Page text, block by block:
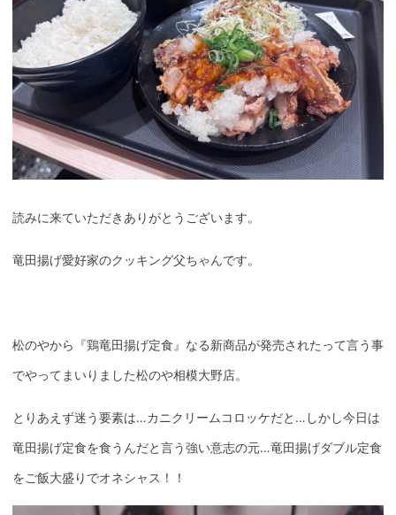
読みに来ていただきありがとうございます。
竜田揚げ愛好家のクッキング父ちゃんです。
松のやから『鶏竜田揚げ定食』なる新商品が発売されたって言う事
でやってまいりました松のや相模大野店。
とりあえず迷う要素は…カニクリームコロッケだと…しかし今日は
竜田揚げ定食を食うんだと言う強い意志の元…竜田揚げダブル定食
をご飯大盛りでオネシャス！！